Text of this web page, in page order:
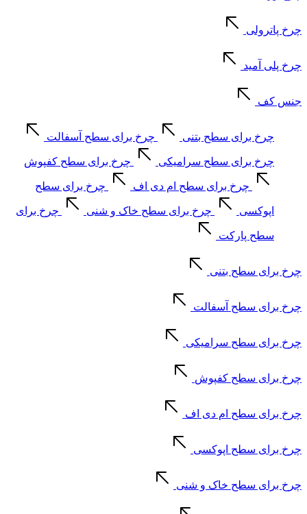
چرخ پاترولی
چرخ پلی آمید
جنس کف
چرخ برای سطح بتنی چرخ برای سطح آسفالت
چرخ برای سطح سرامیکی چرخ برای سطح کفپوش
چرخ برای سطح ام دی اف چرخ برای سطح
اپوکسی چرخ برای سطح خاک و شنی چرخ برای
سطح پارکت
چرخ برای سطح بتنی
چرخ برای سطح آسفالت
چرخ برای سطح سرامیکی
چرخ برای سطح کفپوش
چرخ برای سطح ام دی اف
چرخ برای سطح اپوکسی
چرخ برای سطح خاک و شنی